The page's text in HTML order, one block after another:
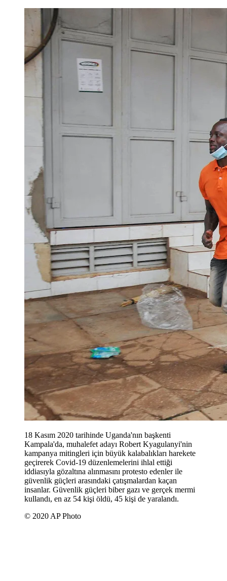
18 Kasım 2020 tarihinde Uganda'nın başkenti
Kampala'da, muhalefet adayı Robert Kyagulanyi'nin
kampanya mitingleri için büyük kalabalıkları harekete
geçirerek Covid-19 düzenlemelerini ihlal ettiği
iddiasıyla gözaltına alınmasını protesto edenler ile
güvenlik güçleri arasındaki çatışmalardan kaçan
insanlar. Güvenlik güçleri biber gazı ve gerçek mermi
kullandı, en az 54 kişi öldü, 45 kişi de yaralandı.
© 2020 AP Photo